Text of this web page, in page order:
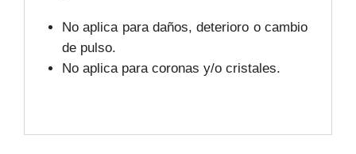
No aplica para daños, deterioro o cambio
de pulso.
No aplica para coronas y/o cristales.